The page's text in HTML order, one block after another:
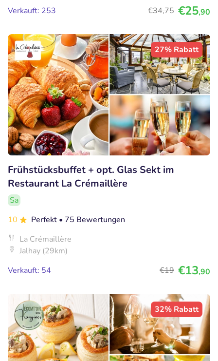
Verkauft: 253 €34,75 €25,90
27% Rabatt
Frühstücksbuffet + opt. Glas Sekt im
Restaurant La Crémaillère
Sa
10
Perfekt • 75 Bewertungen
La Crémaillère
Jalhay (29km)
Verkauft: 54
€19 €13,90
32% Rabatt